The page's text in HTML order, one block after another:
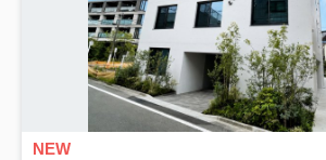
NEW